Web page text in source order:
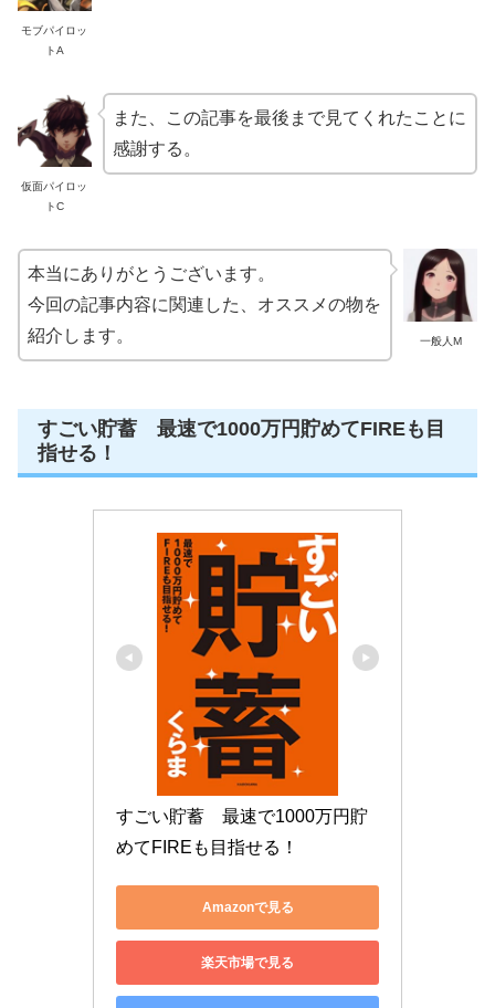
モブパイロッ
トA
仮面パイロッ
トC
また、この記事を最後まで見てくれたことに
感謝する。
一般人M
本当にありがとうございます。
今回の記事内容に関連した、オススメの物を
紹介します。
すごい貯蓄 最速で1000万円貯めてFIREも目
指せる！
すごい貯蓄　最速で1000万円貯
めてFIREも目指せる！
Amazonで見る
楽天市場で見る